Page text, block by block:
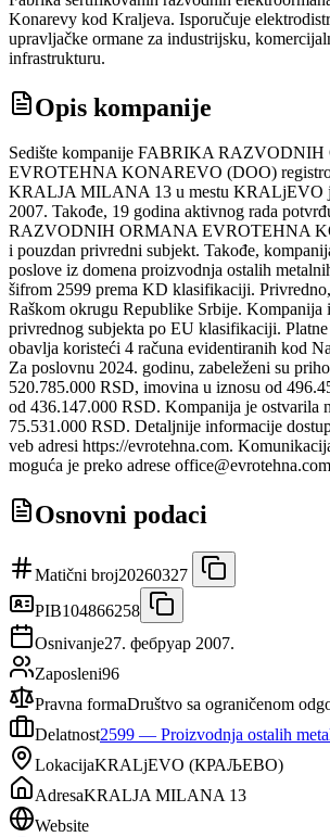
Konarevу kod Kraljeva. Isporučuje
upravljačke ormanе za industrijsku,
infrastrukturu.
Opis kompanije
Sedište kompanije FABRIKA
EVROTEHNA KONAREVO (DOO)
KRALJA MILANA 13 u mestu KRALjEVO
2007. Takođe, 19 godina aktivnog rada
RAZVODNIH ORMANA EVROTEHNA
i pouzdan privredni subjekt. Takođe,
poslove iz domena proizvodnja ostalih
šifrom 2599 prema KD klasifikaciji.
Raškom okrugu Republike Srbije. Kompanija
privrednog subjekta po EU klasifikaciji.
obavlja koristeći 4 računa evidentiranih kod
Za poslovnu 2024. godinu, zabeleženi su
520.785.000 RSD, imovina u iznosu od
od 436.147.000 RSD. Kompanija je ostvarila
75.531.000 RSD. Detaljnije informacije
veb adresi https://evrotehna.com.
moguća je preko adrese
Osnovni podaci
Matični broj20260327
PIB104866258
Osnivanje27. фебруар 2007.
Zaposleni96
Pravna formaDruštvo sa ograničenom
Delatnost2599 — Proizvodnja ostalih
LokacijaKRALjEVO (КРАЉЕВО)
AdresaKRALJA MILANA 13
Website